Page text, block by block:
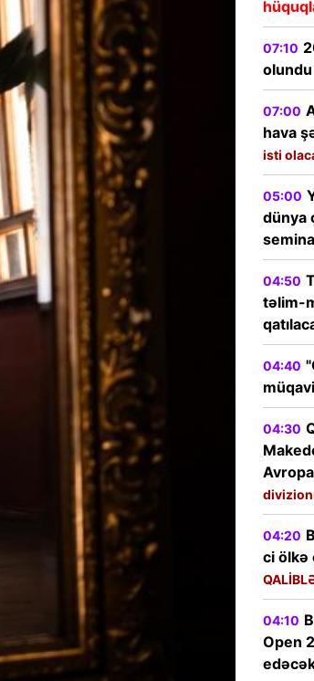
07:10
olundu
07:00
hava
isti
05:00
dünya
04:50
təlim-
04:40
04:30
04:20
ci ölkə
04:10
Open